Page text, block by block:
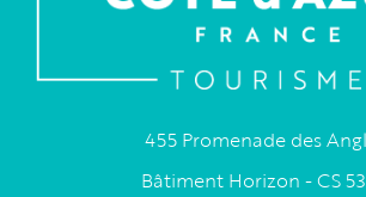
455 Promenade des
Bâtiment Horizon - CS